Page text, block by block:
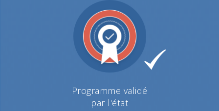
Programme validé
par l'état